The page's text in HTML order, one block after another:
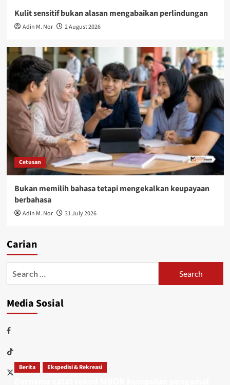
Kulit sensitif bukan alasan mengabaikan perlindungan
Adin M. Nor 2 August 2026
Cetusan
Bukan memilih bahasa tetapi mengekalkan keupayaan
berbahasa
Adin M. Nor 31 July 2026
Carian
Media Sosial
Berita Ekspedisi & Rekreasi